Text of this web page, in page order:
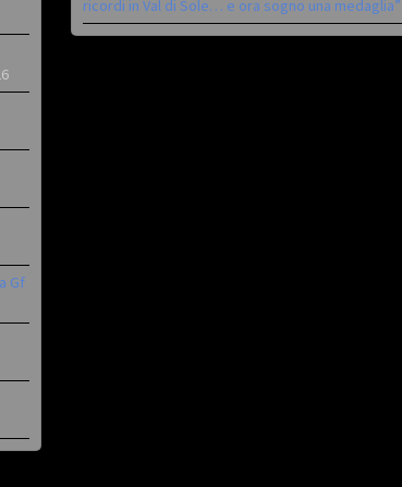
Gf
ricordi in Val di Sole… e ora sogno una medaglia”